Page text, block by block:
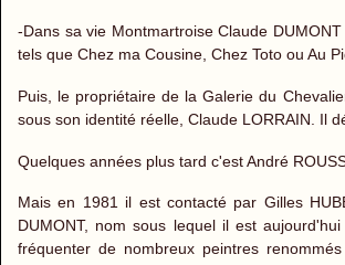
-Dans sa vie Montmartroise Claude
tels que Chez ma Cousine, Chez Toto ou Au
Puis, le propriétaire de la Galerie du
sous son identité réelle, Claude LORRAIN. Il
Quelques années plus tard c'est André
Mais en 1981 il est contacté par Gilles
DUMONT, nom sous lequel il est
fréquenter de nombreux peintres